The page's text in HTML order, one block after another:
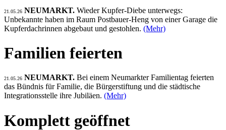
21.05.26 NEUMARKT. Wieder Kupfer-Diebe unterwegs:
Unbekannte haben im Raum Postbauer-Heng von einer Garage die
Kupferdachrinnen abgebaut und gestohlen. (Mehr)
Familien feierten
21.05.26 NEUMARKT. Bei einem Neumarkter Familientag feierten
das Bündnis für Familie, die Bürgerstiftung und die städtische
Integrationsstelle ihre Jubiläen. (Mehr)
Komplett geöffnet